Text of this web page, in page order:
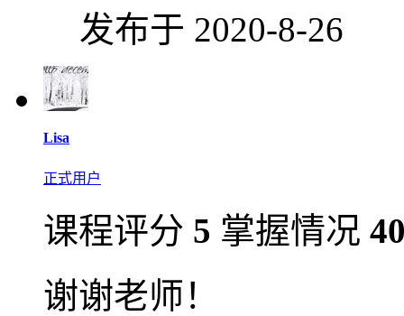
发布于 2020-8-26
Lisa
正式用户
课程评分 5 掌握情况
谢谢老师！